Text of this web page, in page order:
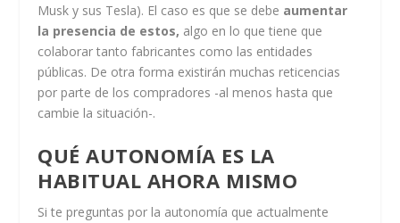
Musk y sus Tesla). El caso es que se debe aumentar
la presencia de estos, algo en lo que tiene que
colaborar tanto fabricantes como las entidades
públicas. De otra forma existirán muchas reticencias
por parte de los compradores -al menos hasta que
cambie la situación-.
QUÉ AUTONOMÍA ES LA
HABITUAL AHORA MISMO
Si te preguntas por la autonomía que actualmente